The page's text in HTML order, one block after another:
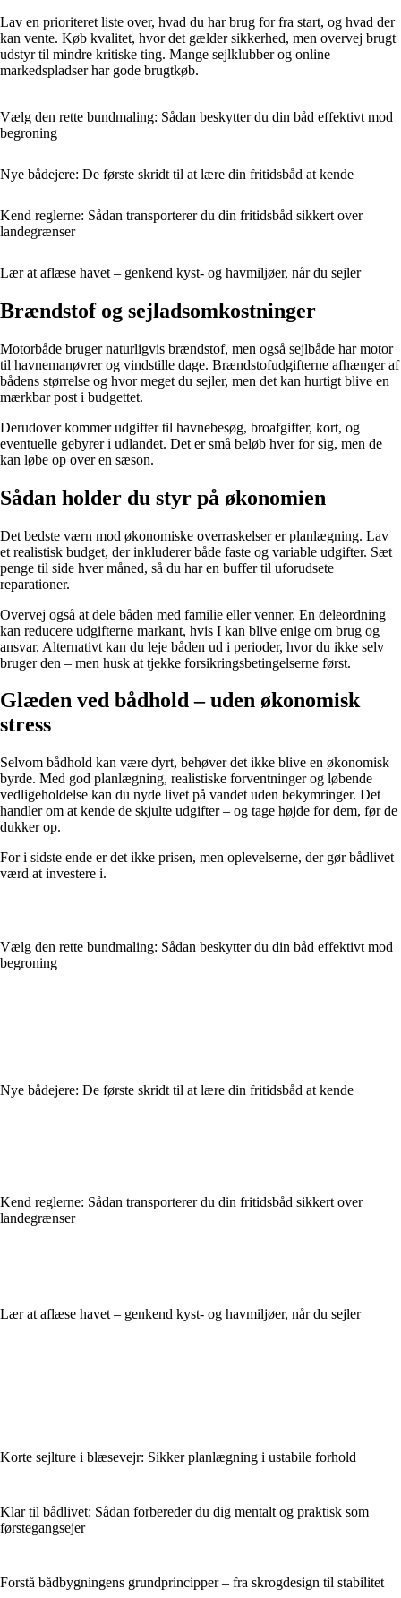
Lav en prioriteret liste over, hvad du har brug for fra start, og hvad der
kan vente. Køb kvalitet, hvor det gælder sikkerhed, men overvej brugt
udstyr til mindre kritiske ting. Mange sejlklubber og online
markedspladser har gode brugtkøb.
Vælg den rette bundmaling: Sådan beskytter du din båd effektivt mod
begroning
Nye bådejere: De første skridt til at lære din fritidsbåd at kende
Kend reglerne: Sådan transporterer du din fritidsbåd sikkert over
landegrænser
Lær at aflæse havet – genkend kyst- og havmiljøer, når du sejler
Brændstof og sejladsomkostninger
Motorbåde bruger naturligvis brændstof, men også sejlbåde har motor
til havnemanøvrer og vindstille dage. Brændstofudgifterne afhænger af
bådens størrelse og hvor meget du sejler, men det kan hurtigt blive en
mærkbar post i budgettet.
Derudover kommer udgifter til havnebesøg, broafgifter, kort, og
eventuelle gebyrer i udlandet. Det er små beløb hver for sig, men de
kan løbe op over en sæson.
Sådan holder du styr på økonomien
Det bedste værn mod økonomiske overraskelser er planlægning. Lav
et realistisk budget, der inkluderer både faste og variable udgifter. Sæt
penge til side hver måned, så du har en buffer til uforudsete
reparationer.
Overvej også at dele båden med familie eller venner. En deleordning
kan reducere udgifterne markant, hvis I kan blive enige om brug og
ansvar. Alternativt kan du leje båden ud i perioder, hvor du ikke selv
bruger den – men husk at tjekke forsikringsbetingelserne først.
Glæden ved bådhold – uden økonomisk
stress
Selvom bådhold kan være dyrt, behøver det ikke blive en økonomisk
byrde. Med god planlægning, realistiske forventninger og løbende
vedligeholdelse kan du nyde livet på vandet uden bekymringer. Det
handler om at kende de skjulte udgifter – og tage højde for dem, før de
dukker op.
For i sidste ende er det ikke prisen, men oplevelserne, der gør bådlivet
værd at investere i.
Vælg den rette bundmaling: Sådan beskytter du din båd effektivt mod
begroning
Nye bådejere: De første skridt til at lære din fritidsbåd at kende
Kend reglerne: Sådan transporterer du din fritidsbåd sikkert over
landegrænser
Lær at aflæse havet – genkend kyst- og havmiljøer, når du sejler
Korte sejlture i blæsevejr: Sikker planlægning i ustabile forhold
Klar til bådlivet: Sådan forbereder du dig mentalt og praktisk som
førstegangsejer
Forstå bådbygningens grundprincipper – fra skrogdesign til stabilitet